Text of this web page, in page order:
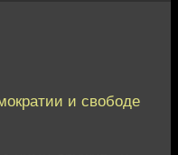
и свободе